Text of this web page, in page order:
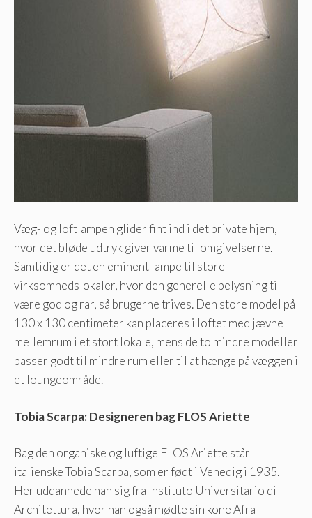
Væg- og loftlampen glider fint ind i det private hjem,
hvor det bløde udtryk giver varme til omgivelserne.
Samtidig er det en eminent lampe til store
virksomhedslokaler, hvor den generelle belysning til
være god og rar, så brugerne trives. Den store model på
130 x 130 centimeter kan placeres i loftet med jævne
mellemrum i et stort lokale, mens de to mindre modeller
passer godt til mindre rum eller til at hænge på væggen i
et loungeområde.
Tobia Scarpa: Designeren bag FLOS Ariette
Bag den organiske og luftige FLOS Ariette står
italienske Tobia Scarpa, som er født i Venedig i 1935.
Her uddannede han sig fra Instituto Universitario di
Architettura, hvor han også mødte sin kone Afra